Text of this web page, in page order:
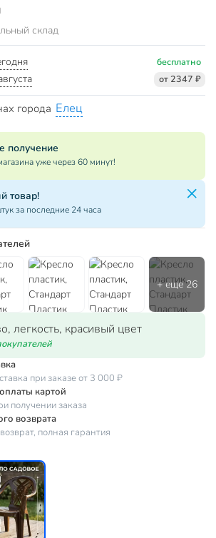
склад
бесплатно
от 2347 ₽
города Елец
получение
уже через 60 минут!
товар!
за последние 24 часа
легкость, красивый цвет
при заказе от 3 000 ₽
картой
получении заказа
возврата
полная гарантия